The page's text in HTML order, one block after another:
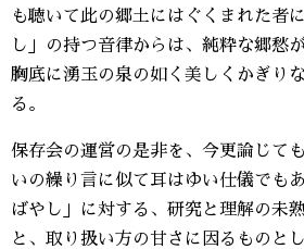
も聴いて此の郷土にはぐくまれた者
し」の持つ音律からは、純粋な郷愁
胸底に湧玉の泉の如く美しくかぎり
る。
保存会の運営の是非を、今更論じて
いの繰り言に似て耳はゆい仕儀でも
ばやし」に対する、研究と理解の未
と、取り扱い方の甘さに因るものと